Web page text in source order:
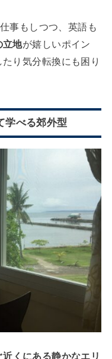
仕事もしつつ、英語も
立地が嬉しいポイン
り気分転換にも困り
学べる郊外型
くにある静かなエリ